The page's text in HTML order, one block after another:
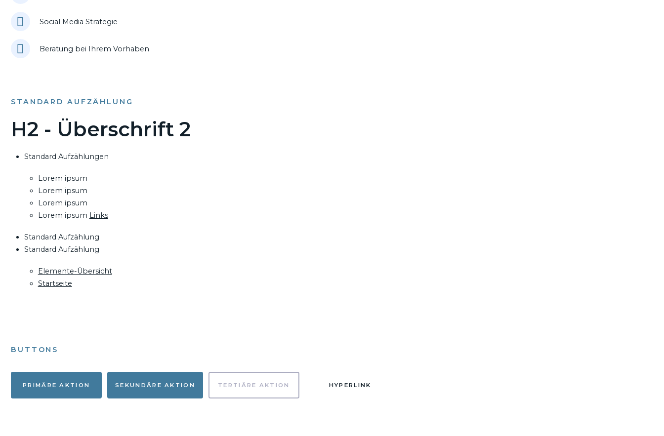
Social Media Strategie
Beratung bei Ihrem Vorhaben
STANDARD AUFZÄHLUNG
H2 - Überschrift 2
Standard Aufzählungen
Lorem ipsum
Lorem ipsum
Lorem ipsum
Lorem ipsum Links
Standard Aufzählung
Standard Aufzählung
Elemente-Übersicht
Startseite
BUTTONS
PRIMÄRE AKTION SEKUNDÄRE AKTION TERTIÄRE AKTION HYPERLINK